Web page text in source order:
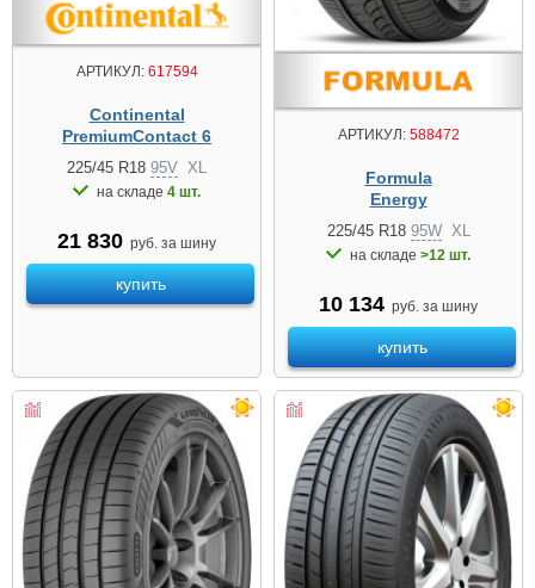
АРТИКУЛ:617594
Continental
PremiumContact 6
225/45 R18 95V XL
на складе 4 шт.
21 830 руб. за шину
купить
АРТИКУЛ:588472
Formula
Energy
225/45 R18 95W XL
на складе >12 шт.
10 134 руб. за шину
купить